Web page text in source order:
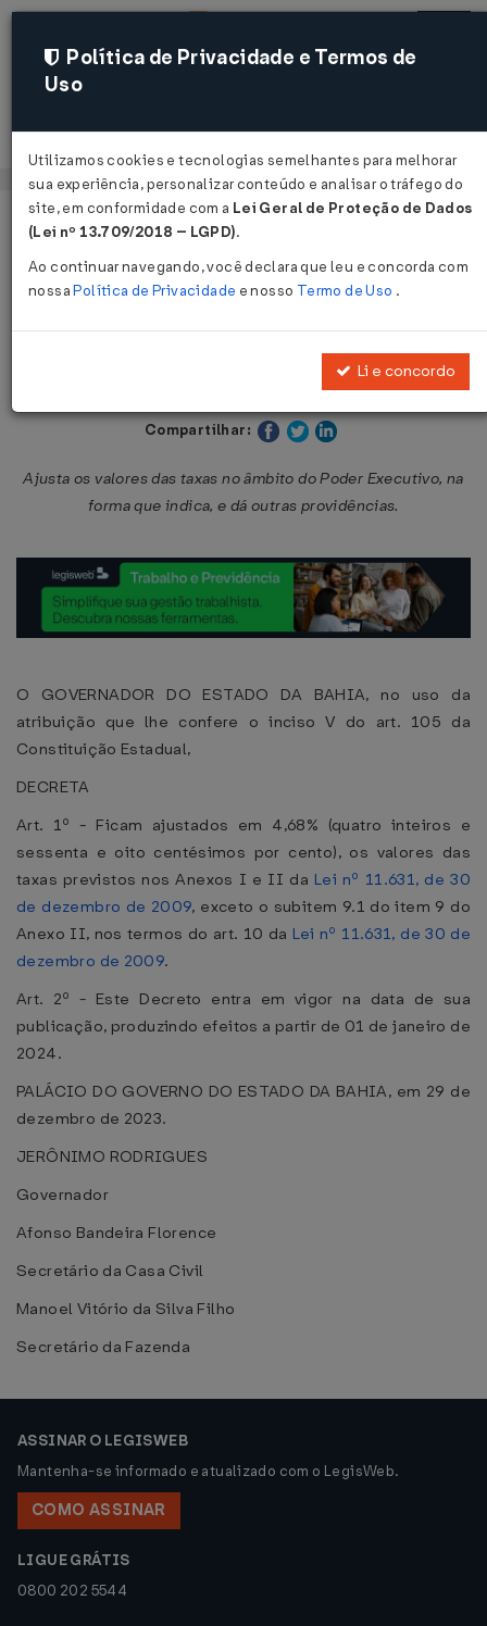
Acessar
Página Inicial Legislações
Decreto Nº 22525 DE 29/12/2023
Publicado no DOE - BA em 30 dez 2023
Compartilhar:
Ajusta os valores das taxas no âmbito do Poder Executivo, na
forma que indica, e dá outras providências.
O GOVERNADOR DO ESTADO DA BAHIA, no uso da
atribuição que lhe confere o inciso V do art. 105 da
Constituição Estadual,
DECRETA
Art. 1º - Ficam ajustados em 4,68% (quatro inteiros e
sessenta e oito centésimos por cento), os valores das
taxas previstos nos Anexos I e II da Lei nº 11.631, de 30
de dezembro de 2009, exceto o subitem 9.1 do item 9 do
Anexo II, nos termos do art. 10 da Lei nº 11.631, de 30 de
dezembro de 2009.
Art. 2º - Este Decreto entra em vigor na data de sua
publicação, produzindo efeitos a partir de 01 de janeiro de
2024.
PALÁCIO DO GOVERNO DO ESTADO DA BAHIA, em 29 de
dezembro de 2023.
JERÔNIMO RODRIGUES
Governador
Afonso Bandeira Florence
Secretário da Casa Civil
Manoel Vitório da Silva Filho
Secretário da Fazenda
ASSINAR O LEGISWEB
Mantenha-se informado e atualizado com o LegisWeb.
COMO ASSINAR
LIGUE GRÁTIS
0800 202 5544
Política de Privacidade e Termos de
Uso
Utilizamos cookies e tecnologias semelhantes para melhorar
sua experiência, personalizar conteúdo e analisar o tráfego do
site, em conformidade com a Lei Geral de Proteção de Dados
(Lei nº 13.709/2018 – LGPD).
Ao continuar navegando, você declara que leu e concorda com
nossaPolítica de Privacidade e nosso Termo de Uso .
Li e concordo